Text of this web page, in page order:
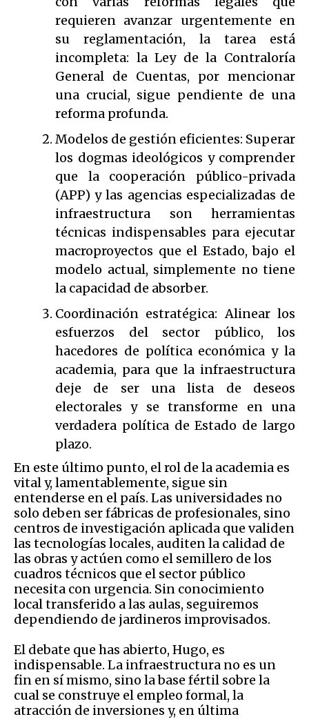
requieren avanzar urgentemente en
su reglamentación, la tarea está
incompleta: la Ley de la Contraloría
General de Cuentas, por mencionar
una crucial, sigue pendiente de una
reforma profunda.
Modelos de gestión eficientes: Superar
los dogmas ideológicos y comprender
que la cooperación público-privada
(APP) y las agencias especializadas de
infraestructura son herramientas
técnicas indispensables para ejecutar
macroproyectos que el Estado, bajo el
modelo actual, simplemente no tiene
la capacidad de absorber.
Coordinación estratégica: Alinear los
esfuerzos del sector público, los
hacedores de política económica y la
academia, para que la infraestructura
deje de ser una lista de deseos
electorales y se transforme en una
verdadera política de Estado de largo
plazo.
En este último punto, el rol de la academia es
vital y, lamentablemente, sigue sin
entenderse en el país. Las universidades no
solo deben ser fábricas de profesionales, sino
centros de investigación aplicada que validen
las tecnologías locales, auditen la calidad de
las obras y actúen como el semillero de los
cuadros técnicos que el sector público
necesita con urgencia. Sin conocimiento
local transferido a las aulas, seguiremos
dependiendo de jardineros improvisados.
El debate que has abierto, Hugo, es
indispensable. La infraestructura no es un
fin en sí mismo, sino la base fértil sobre la
cual se construye el empleo formal, la
atracción de inversiones y, en última